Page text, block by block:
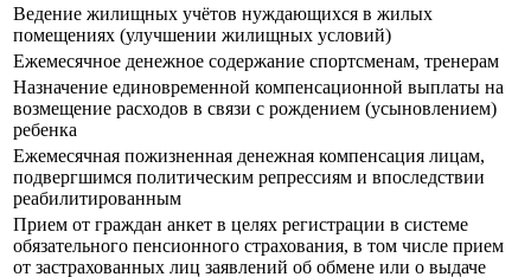
Ведение жилищных учётов нуждающихся в жилых
помещениях (улучшении жилищных условий)
Ежемесячное денежное содержание спортсменам, тренерам
Назначение единовременной компенсационной выплаты на
возмещение расходов в связи с рождением (усыновлением)
ребенка
Ежемесячная пожизненная денежная компенсация лицам,
подвергшимся политическим репрессиям и впоследствии
реабилитированным
Прием от граждан анкет в целях регистрации в системе
обязательного пенсионного страхования, в том числе прием
от застрахованных лиц заявлений об обмене или о выдаче